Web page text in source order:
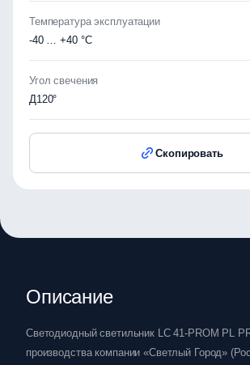
Температура эксплуатации
-40 … +40 °C
Угол свечения
Д120°
Скопировать
Описание
Светодиодный светильник LC 41-PROM PL
производства компании «Светлый Город»